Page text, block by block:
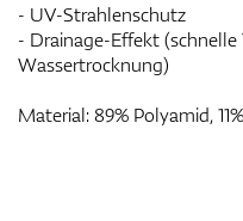
- UV-Strahlenschutz
- Drainage-Effekt
Wassertrocknung)
Material: 89% Polyamid,